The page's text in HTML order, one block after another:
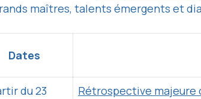
maîtres, talents émergents et
Dates
du 23
Rétrospective majeure